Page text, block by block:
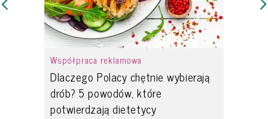
Współpraca reklamowa
Dlaczego Polacy chętnie wybierają
drób? 5 powodów, które
potwierdzają dietetycy